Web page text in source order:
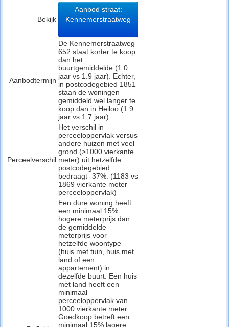
Bekijk
Aanbod straat:
Kennemerstraatweg
Aanbodtermijn
De Kennemerstraatweg
652 staat korter te koop
dan het
buurtgemiddelde (1.0
jaar vs 1.9 jaar). Echter,
in postcodegebied 1851
staan de woningen
gemiddeld wel langer te
koop dan in Heiloo (1.9
jaar vs 1.7 jaar).
Perceelverschil
Het verschil in
perceeloppervlak versus
andere huizen met veel
grond (>1000 vierkante
meter) uit hetzelfde
postcodegebied
bedraagt -37%. (1183 vs
1869 vierkante meter
perceeloppervlak)
Een dure woning heeft
een minimaal 15%
hogere meterprijs dan
de gemiddelde
meterprijs voor
hetzelfde woontype
(huis met tuin, huis met
land of een
appartement) in
dezelfde buurt. Een huis
met land heeft een
minimaal
perceeloppervlak van
1000 vierkante meter.
Goedkoop betreft een
minimaal 15% lagere